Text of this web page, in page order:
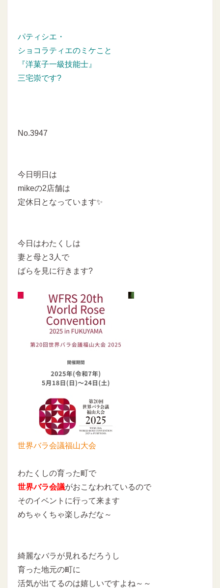
パティシエ・
ショコラティエのミケこと
『洋菓子一級技能士』
三宅崇です?
No.3947
今日明日は
mikeの2店舗は
定休日となっています✨
今日はわたくしは
妻と母と3人で
ばらを見に行きます?
世界バラ会議福山大会
わたくしの育った町で
世界バラ会議がおこなわれているので
そのイベントに行って来ます
めちゃくちゃ楽しみだな～
綺麗なバラが見れるだろうし
育った地元の町に
活気が出てるのは嬉しいですよね～～